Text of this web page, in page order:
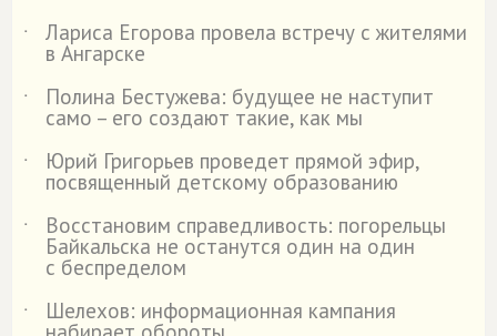
˙ Лариса Егорова провела встречу с жителями
в Ангарске
˙
Полина Бестужева: будущее не наступит
само – его создают такие, как мы
˙
Юрий Григорьев проведет прямой эфир,
посвященный детскому образованию
˙
Восстановим справедливость: погорельцы
Байкальска не останутся один на один
с беспределом
˙
Шелехов: информационная кампания